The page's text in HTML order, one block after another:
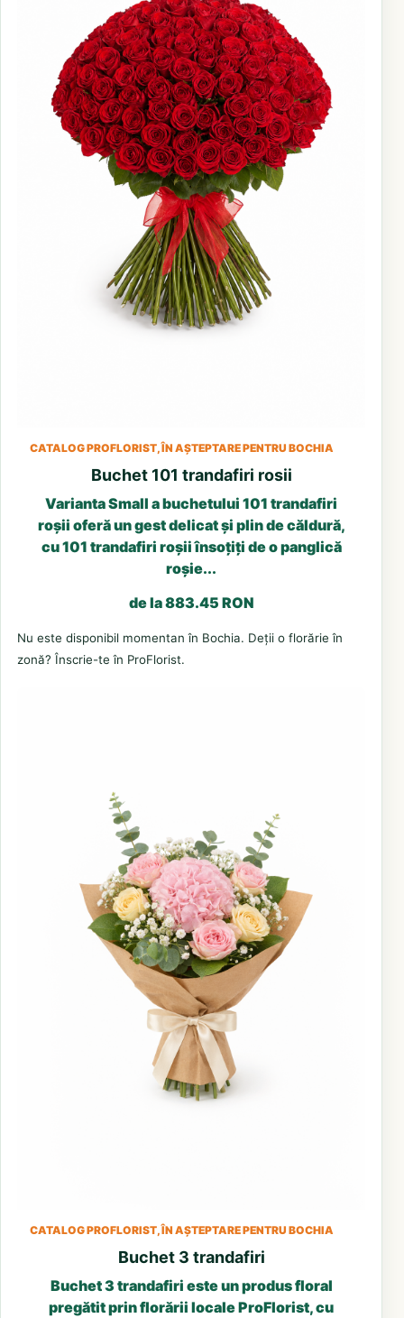
CATALOG PROFLORIST, ÎN AȘTEPTARE PENTRU BOCHIA
Buchet 101 trandafiri rosii
Varianta Small a buchetului 101 trandafiri
roșii oferă un gest delicat și plin de căldură,
cu 101 trandafiri roșii însoțiți de o panglică
roșie...
de la 883.45 RON
Nu este disponibil momentan în Bochia. Deții o florărie în
zonă? Înscrie-te în ProFlorist.
CATALOG PROFLORIST, ÎN AȘTEPTARE PENTRU BOCHIA
Buchet 3 trandafiri
Buchet 3 trandafiri este un produs floral
pregătit prin florării locale ProFlorist, cu